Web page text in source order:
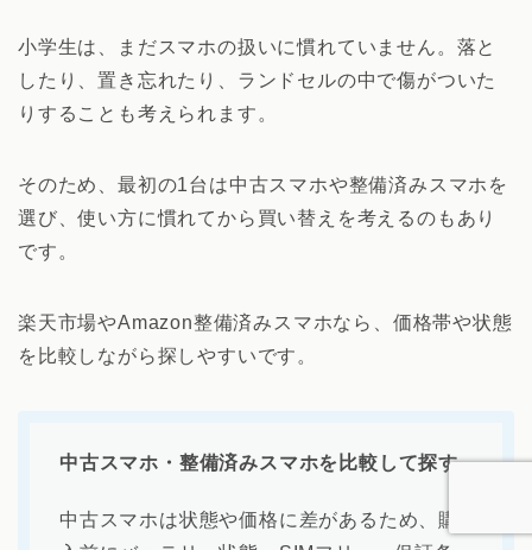
小学生は、まだスマホの扱いに慣れていません。落と
したり、置き忘れたり、ランドセルの中で傷がついた
りすることも考えられます。
そのため、最初の1台は中古スマホや整備済みスマホを
選び、使い方に慣れてから買い替えを考えるのもあり
です。
楽天市場やAmazon整備済みスマホなら、価格帯や状態
を比較しながら探しやすいです。
中古スマホ・整備済みスマホを比較して探す
中古スマホは状態や価格に差があるため、購